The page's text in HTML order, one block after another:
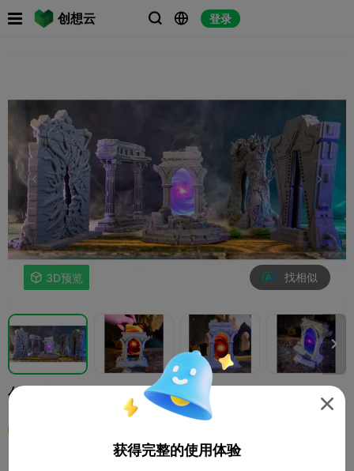
创想云   登录
 3D预览 找相似

传送门 
获得完整的使用体验